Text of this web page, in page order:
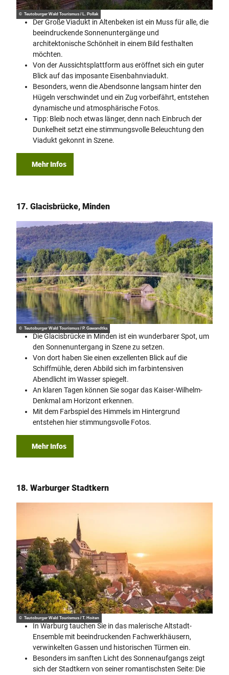
© Teutoburger Wald Tourismus / L. Pollak
Der Große Viadukt in Altenbeken ist ein Muss für alle, die
beeindruckende Sonnenuntergänge und
architektonische Schönheit in einem Bild festhalten
möchten.
Von der Aussichtsplattform aus eröffnet sich ein guter
Blick auf das imposante Eisenbahnviadukt.
Besonders, wenn die Abendsonne langsam hinter den
Hügeln verschwindet und ein Zug vorbeifährt, entstehen
dynamische und atmosphärische Fotos.
Tipp: Bleib noch etwas länger, denn nach Einbruch der
Dunkelheit setzt eine stimmungsvolle Beleuchtung den
Viadukt gekonnt in Szene.
Mehr Infos
17. Glacisbrücke, Minden
© Teutoburger Wald Tourismus / P. Gawandtka
Die Glacisbrücke in Minden ist ein wunderbarer Spot, um
den Sonnenuntergang in Szene zu setzen.
Von dort haben Sie einen exzellenten Blick auf die
Schiffmühle, deren Abbild sich im farbintensiven
Abendlicht im Wasser spiegelt.
An klaren Tagen können Sie sogar das Kaiser-Wilhelm-
Denkmal am Horizont erkennen.
Mit dem Farbspiel des Himmels im Hintergrund
entstehen hier stimmungsvolle Fotos.
Mehr Infos
18. Warburger Stadtkern
© Teutoburger Wald Tourismus / T. Hoiten
In Warburg tauchen Sie in das malerische Altstadt-
Ensemble mit beeindruckenden Fachwerkhäusern,
verwinkelten Gassen und historischen Türmen ein.
Besonders im sanften Licht des Sonnenaufgangs zeigt
sich der Stadtkern von seiner romantischsten Seite: Die